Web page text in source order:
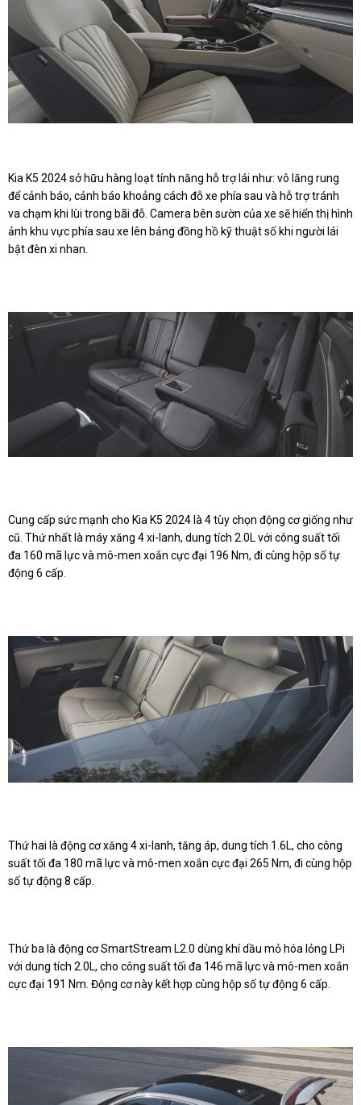
Kia K5 2024 sở hữu hàng loạt tính năng hỗ trợ lái như: vô lăng rung
để cảnh báo, cảnh báo khoảng cách đỗ xe phía sau và hỗ trợ tránh
va chạm khi lùi trong bãi đỗ. Camera bên sườn của xe sẽ hiển thị hình
ảnh khu vực phía sau xe lên bảng đồng hồ kỹ thuật số khi người lái
bật đèn xi nhan.
Cung cấp sức mạnh cho Kia K5 2024 là 4 tùy chọn động cơ giống như
cũ. Thứ nhất là máy xăng 4 xi-lanh, dung tích 2.0L với công suất tối
đa 160 mã lực và mô-men xoắn cực đại 196 Nm, đi cùng hộp số tự
động 6 cấp.
Thứ hai là động cơ xăng 4 xi-lanh, tăng áp, dung tích 1.6L, cho công
suất tối đa 180 mã lực và mô-men xoắn cực đại 265 Nm, đi cùng hộp
số tự động 8 cấp.
Thứ ba là động cơ SmartStream L2.0 dùng khí dầu mỏ hóa lỏng LPi
với dung tích 2.0L, cho công suất tối đa 146 mã lực và mô-men xoắn
cực đại 191 Nm. Động cơ này kết hợp cùng hộp số tự động 6 cấp.